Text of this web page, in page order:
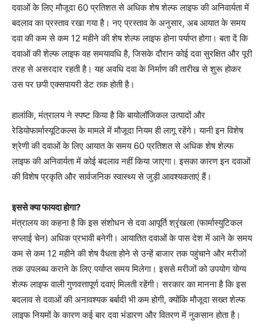
दवाओं के लिए मौजूदा 60 प्रतिशत से अधिक शेष शेल्फ लाइफ की अनिवार्यता में
बदलाव का प्रस्ताव रखा गया है। नए प्रस्ताव के अनुसार, अब आयात के समय
दवा की कम से कम 12 महीने की शेष शेल्फ लाइफ होना पर्याप्त होगा। बता दें कि
दवाओं की शेल्फ लाइफ वह समयावधि है, जिसके दौरान कोई दवा सुरक्षित और पूरी
तरह से असरदार रहती है। यह अवधि दवा के निर्माण की तारीख से शुरू होकर
उस पर छपी एक्सपायरी डेट तक होती है।
हालांकि, मंत्रालय ने स्पष्ट किया है कि बायोलॉजिकल उत्पादों और
रेडियोफार्मास्यूटिकल्स के मामले में मौजूदा नियम ही लागू रहेंगे। यानी इन विशेष
श्रेणी की दवाओं के लिए आयात के समय 60 प्रतिशत से अधिक शेष शेल्फ
लाइफ की अनिवार्यता में कोई बदलाव नहीं किया जाएगा। इसका कारण इन दवाओं
की विशेष प्रकृति और सार्वजनिक स्वास्थ्य से जुड़ी आवश्यकताएं हैं।
इससे क्या फायदा होगा?
मंत्रालय का कहना है कि इस संशोधन से दवा आपूर्ति श्रृंखला (फार्मास्युटिकल
सप्लाई चेन) अधिक प्रभावी बनेगी। आयातित दवाओं के पास देश में आने के समय
कम से कम 12 महीने की शेष वैधता होने से उन्हें बाजार तक पहुंचाने और मरीजों
तक उपलब्ध कराने के लिए पर्याप्त समय मिलेगा। इससे मरीजों को उपयोग योग्य
शेल्फ लाइफ वाली गुणवत्तापूर्ण दवाएं मिलती रहेंगी। सरकार का मानना है कि इस
बदलाव से दवाओं की अनावश्यक बर्बादी भी कम होगी, क्योंकि मौजूदा सख्त शेल्फ
लाइफ नियमों के कारण कई बार दवा भंडारण और वितरण में नुकसान होता है।